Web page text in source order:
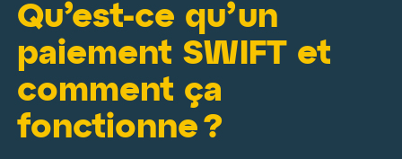
Qu’est-ce qu’un
paiement SWIFT et
comment ça
fonctionne ?